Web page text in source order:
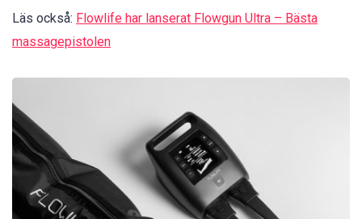
Läs också: Flowlife har lanserat Flowgun Ultra – Bästa
massagepistolen